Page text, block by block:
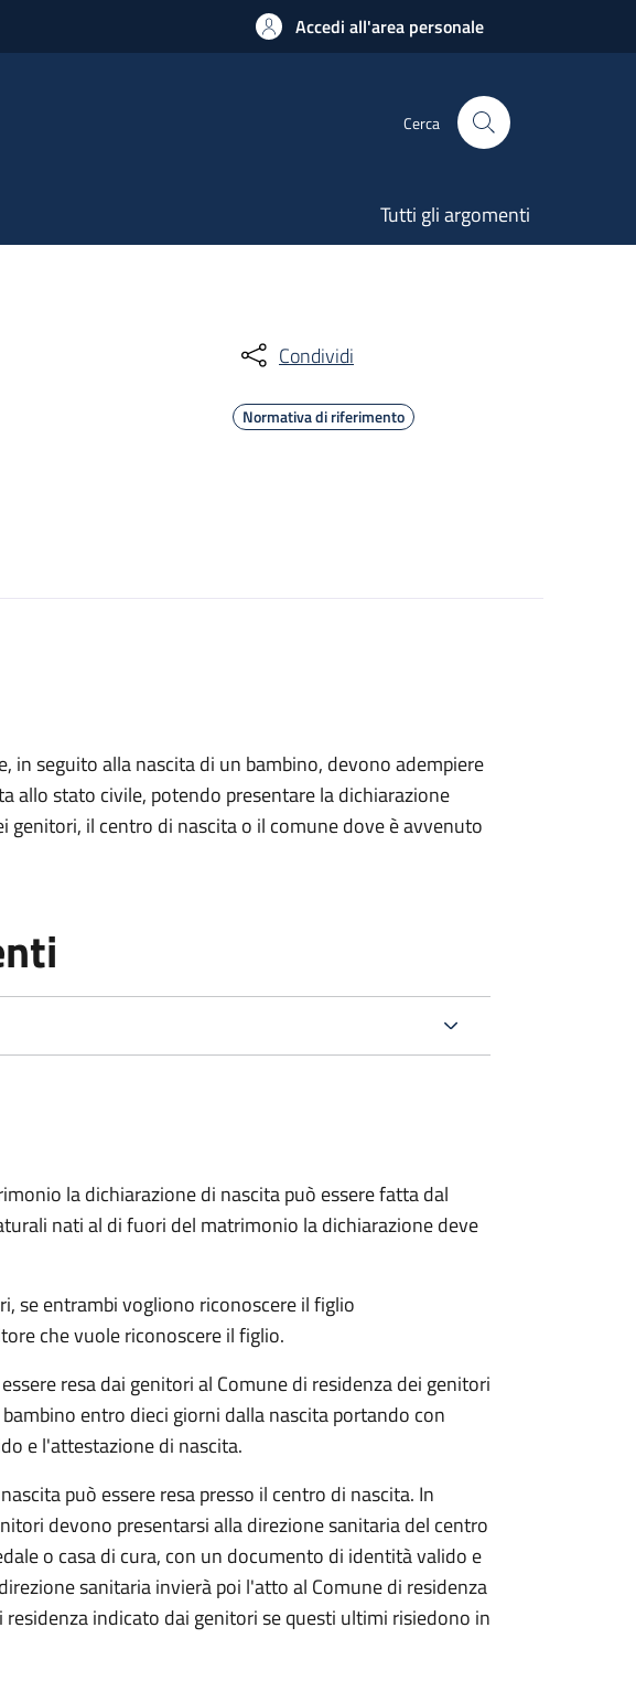
Accedi all'area personale
Cerca
Tutti gli argomenti
Condividi
Normativa di riferimento
in seguito alla nascita di un bambino, devono adempiere
allo stato civile, potendo presentare la dichiarazione
genitori, il centro di nascita o il comune dove è avvenuto
la dichiarazione di nascita può essere fatta dal
nati al di fuori del matrimonio la dichiarazione deve
se entrambi vogliono riconoscere il figlio
che vuole riconoscere il figlio.
resa dai genitori al Comune di residenza dei genitori
entro dieci giorni dalla nascita portando con
e l'attestazione di nascita.
può essere resa presso il centro di nascita. In
devono presentarsi alla direzione sanitaria del centro
o casa di cura, con un documento di identità valido e
sanitaria invierà poi l'atto al Comune di residenza
indicato dai genitori se questi ultimi risiedono in